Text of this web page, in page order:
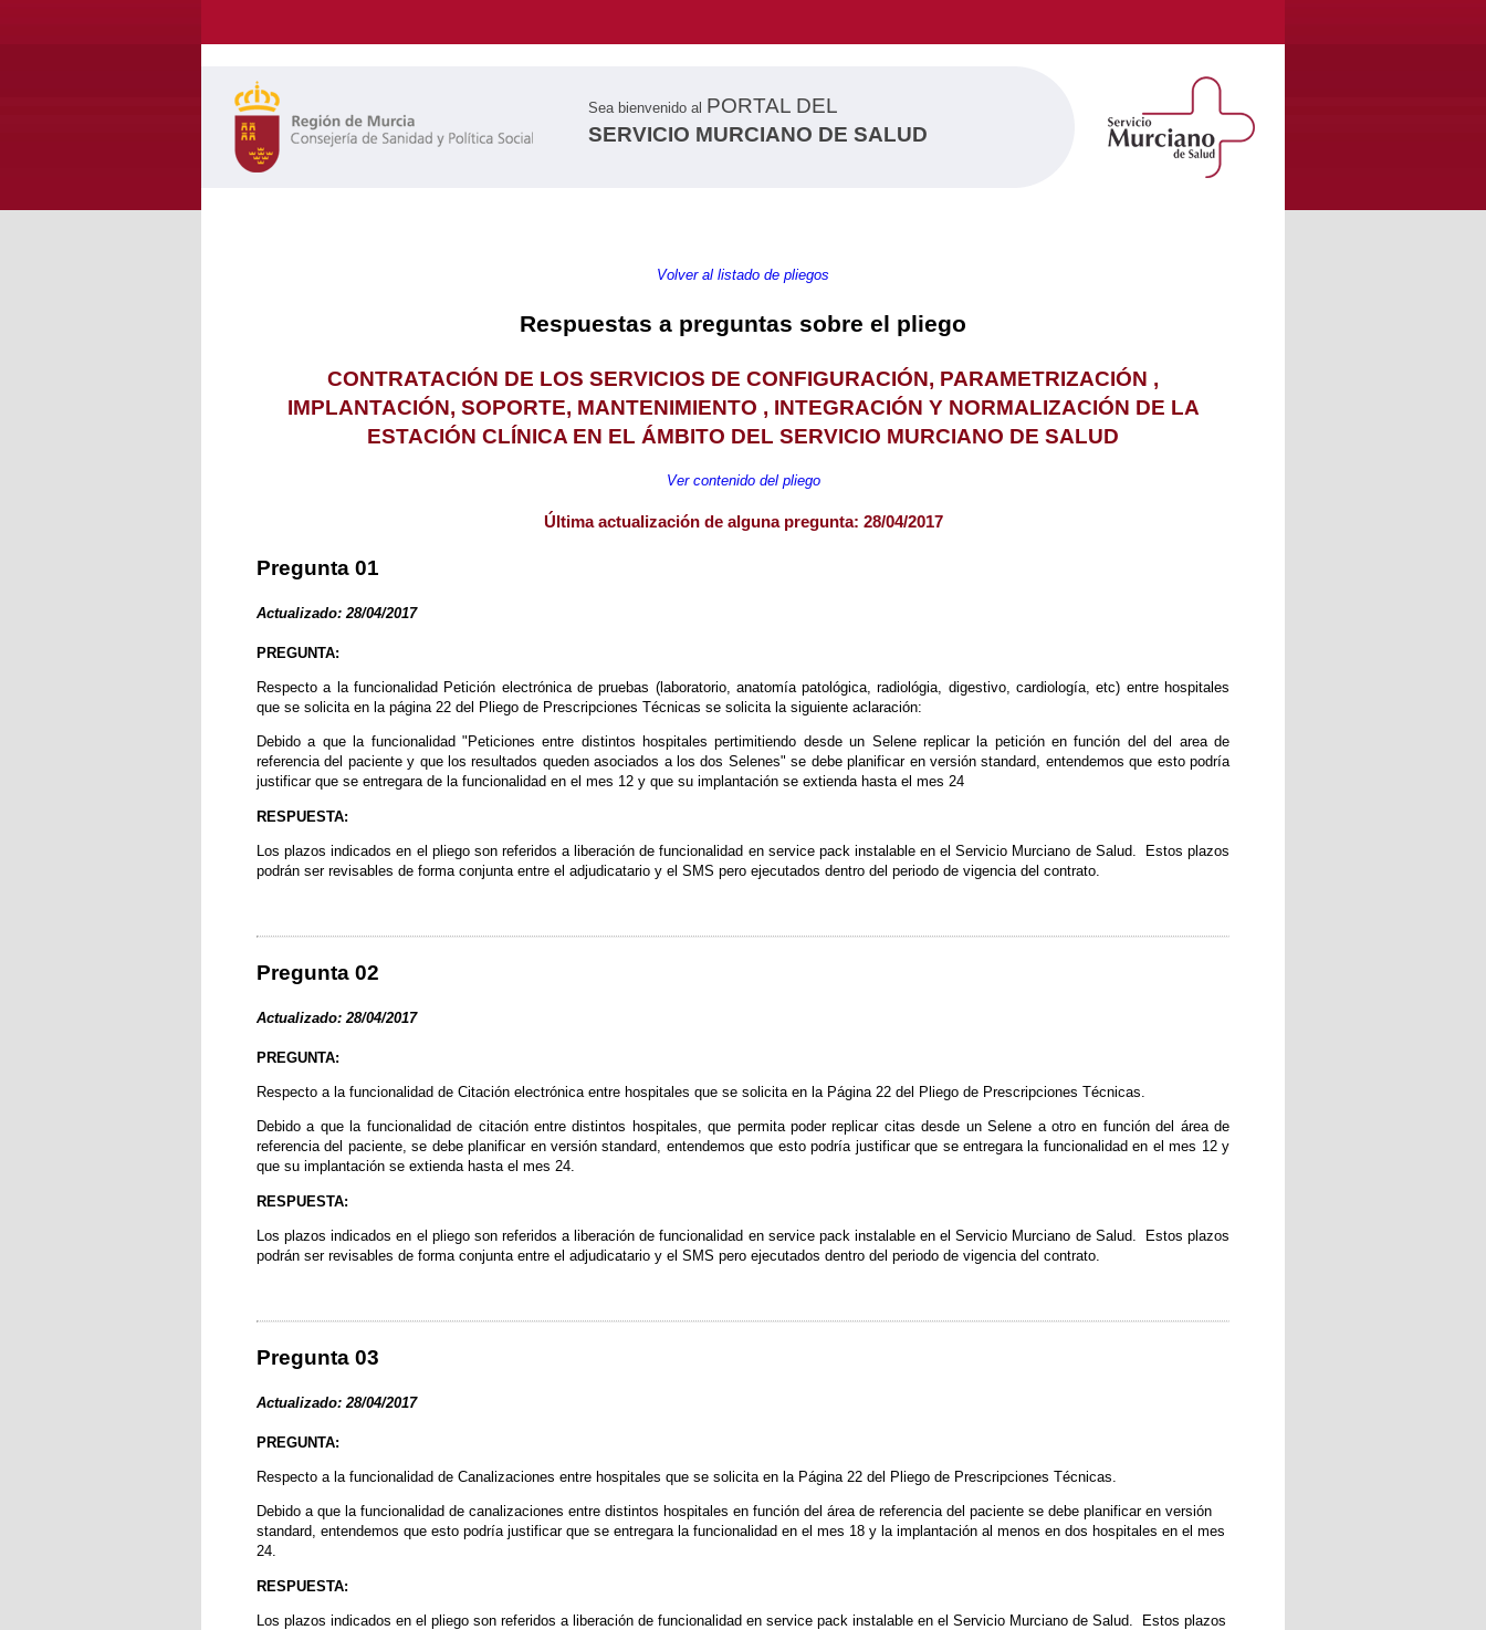
Sea bienvenido al PORTAL DEL
SERVICIO MURCIANO DE SALUD
Volver al listado de pliegos
Respuestas a preguntas sobre el pliego
CONTRATACIÓN DE LOS SERVICIOS DE CONFIGURACIÓN, PARAMETRIZACIÓN ,
IMPLANTACIÓN, SOPORTE, MANTENIMIENTO , INTEGRACIÓN Y NORMALIZACIÓN DE LA
ESTACIÓN CLÍNICA EN EL ÁMBITO DEL SERVICIO MURCIANO DE SALUD
Ver contenido del pliego
Última actualización de alguna pregunta: 28/04/2017
Pregunta 01
Actualizado: 28/04/2017
PREGUNTA:
Respecto a la funcionalidad Petición electrónica de pruebas (laboratorio, anatomía patológica, radiológia, digestivo, cardiología, etc) entre hospitales
que se solicita en la página 22 del Pliego de Prescripciones Técnicas se solicita la siguiente aclaración:
Debido a que la funcionalidad "Peticiones entre distintos hospitales pertimitiendo desde un Selene replicar la petición en función del del area de
referencia del paciente y que los resultados queden asociados a los dos Selenes" se debe planificar en versión standard, entendemos que esto podría
justificar que se entregara de la funcionalidad en el mes 12 y que su implantación se extienda hasta el mes 24
RESPUESTA:
Los plazos indicados en el pliego son referidos a liberación de funcionalidad en service pack instalable en el Servicio Murciano de Salud.
Estos plazos
podrán ser revisables de forma conjunta entre el adjudicatario y el SMS pero ejecutados dentro del periodo de vigencia del contrato.
Pregunta 02
Actualizado: 28/04/2017
PREGUNTA:
Respecto a la funcionalidad de Citación electrónica entre hospitales que se solicita en la Página 22 del Pliego de Prescripciones Técnicas.
Debido a que la funcionalidad de citación entre distintos hospitales, que permita poder replicar citas desde un Selene a otro en función del área de
referencia del paciente, se debe planificar en versión standard, entendemos que esto podría justificar que se entregara la funcionalidad en el mes 12 y
que su implantación se extienda hasta el mes 24.
RESPUESTA:
Los plazos indicados en el pliego son referidos a liberación de funcionalidad en service pack instalable en el Servicio Murciano de Salud. Estos plazos
podrán ser revisables de forma conjunta entre el adjudicatario y el SMS pero ejecutados dentro del periodo de vigencia del contrato.
Pregunta 03
Actualizado: 28/04/2017
PREGUNTA:
Respecto a la funcionalidad de Canalizaciones entre hospitales que se solicita en la Página 22 del Pliego de Prescripciones Técnicas.
Debido a que la funcionalidad de canalizaciones entre distintos hospitales en función del área de referencia del paciente se debe planificar en versión
standard, entendemos que esto podría justificar que se entregara la funcionalidad en el mes 18 y la implantación al menos en dos hospitales en el mes
24.
RESPUESTA:
Los plazos indicados en el pliego son referidos a liberación de funcionalidad en service pack instalable en el Servicio Murciano de Salud. Estos plazos